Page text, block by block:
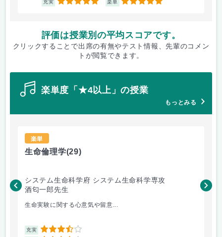
充実 5 楽単 5
評価は授業別の平均スコアです。
クリックすることで出席の有無やテスト情報、先輩のコメン
トが閲覧できます。
楽単度「★4以上」の授業
もっとみる
楽単
生命倫理学(29)
システム生命科学府 システム生命科学専攻
酒匂一郎先生
生命実験に関する心意気や留意...
充実 3.5
村